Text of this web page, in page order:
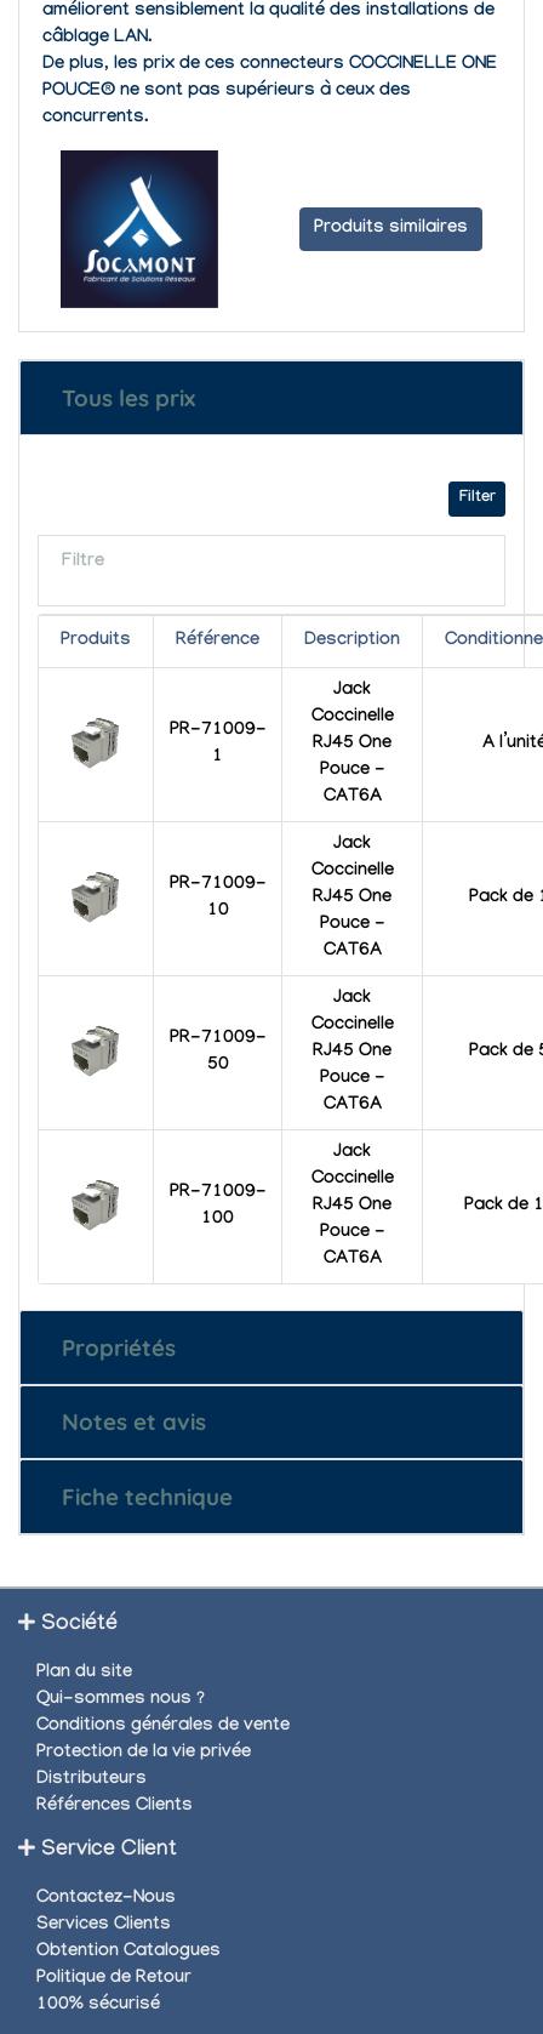
améliorent sensiblement la qualité des installations de
câblage LAN.
De plus, les prix de ces connecteurs COCCINELLE ONE
POUCE® ne sont pas supérieurs à ceux des
concurrents.
Produits similaires
Tous les prix
Filter
Filtre
Produits Référence Description
PR-71009-
1
Jack
Coccinelle
RJ45 One
Pouce -
CAT6A
A
PR-71009-
10
Jack
Coccinelle
RJ45 One
Pouce -
CAT6A
Pack de
PR-71009-
50
Jack
Coccinelle
RJ45 One
Pouce -
CAT6A
Pack de
PR-71009-
100
Jack
Coccinelle
RJ45 One
Pouce -
CAT6A
Pack de
Propriétés
Notes et avis
Fiche technique
Société
Plan du site
Qui-sommes nous ?
Conditions générales de vente
Protection de la vie privée
Distributeurs
Références Clients
Service Client
Contactez-Nous
Services Clients
Obtention Catalogues
Politique de Retour
100% sécurisé